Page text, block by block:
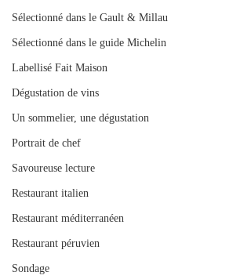
Sélectionné dans le Gault & Millau
Sélectionné dans le guide Michelin
Labellisé Fait Maison
Dégustation de vins
Un sommelier, une dégustation
Portrait de chef
Savoureuse lecture
Restaurant italien
Restaurant méditerranéen
Restaurant péruvien
Sondage